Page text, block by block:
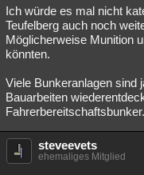
Ich würde es mal nicht
Teufelberg auch noch
Möglicherweise Munition
könnten.
Viele Bunkeranlagen sind
Bauarbeiten
Fahrerbereitschaftsbunker.
steveevets
ehemaliges Mitglied